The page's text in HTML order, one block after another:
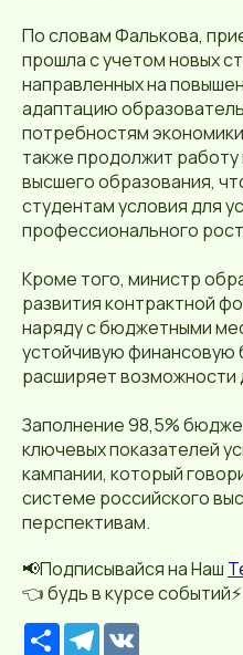
По словам Фалькова,
прошла с учетом новых
направленных на
адаптацию
потребностям
также продолжит
высшего образования,
студентам условия для
профессионального
Кроме того, министр
развития контрактной
наряду с бюджетными
устойчивую финансовую
расширяет возможности
Заполнение 98,5%
ключевых показателей
кампании, который
системе российского
перспективам.
📢Подписывайся на Наш
👈 будь в курсе событий⚡️
Р
е
T
e